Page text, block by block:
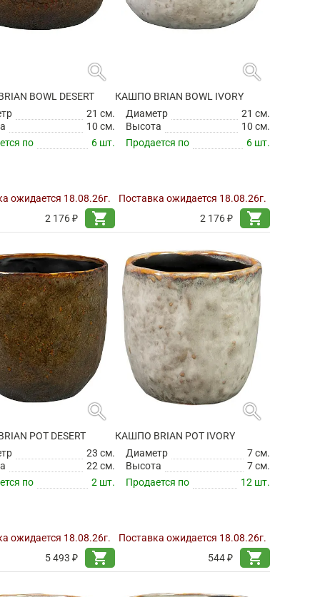
search
BOWL DESERT
21 см.
10 см.
по
6 шт.
ожидается 18.08.26г.
2 176 ₽
shopping_cart
search
КАШПО BRIAN BOWL IVORY
Диаметр
21 см.
Высота
10 см.
Продается по
6 шт.
Поставка ожидается 18.08.26г.
2 176 ₽
shopping_cart
search
POT DESERT
23 см.
22 см.
по
2 шт.
ожидается 18.08.26г.
5 493 ₽
shopping_cart
search
КАШПО BRIAN POT IVORY
Диаметр
7 см.
Высота
7 см.
Продается по
12 шт.
Поставка ожидается 18.08.26г.
544 ₽
shopping_cart